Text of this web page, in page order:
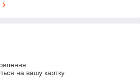
на вашу картку